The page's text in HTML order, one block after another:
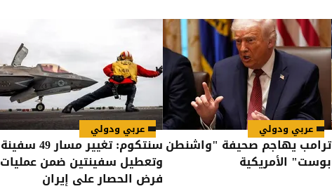
عربي ودولي
ترامب يهاجم صحيفة "واشنطن
بوست" الأمريكية
عربي ودولي
سنتكوم: تغيير مسار 49 سفينة
وتعطيل سفينتين ضمن عمليات
فرض الحصار على إيران